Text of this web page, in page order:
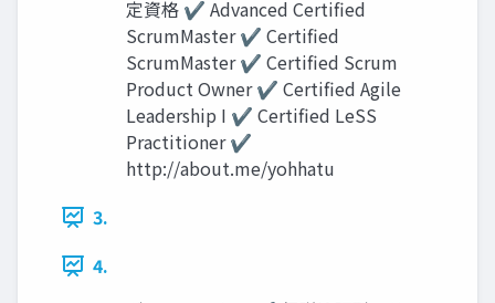
定資格 ✔ Advanced Certiﬁed
ScrumMaster ✔ Certiﬁed
ScrumMaster ✔ Certiﬁed Scrum
Product Owner ✔ Certiﬁed Agile
Leadership I ✔ Certiﬁed LeSS
Practitioner ✔
http://about.me/yohhatu
3.
4.